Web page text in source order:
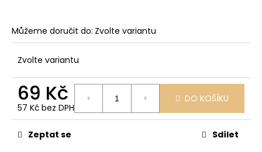
Můžeme doručit do: Zvolte variantu
Zvolte variantu
69 Kč
57 Kč bez DPH
Měrná
cena:
DO KOŠÍKU
Zeptat se Sdílet
e
m
e